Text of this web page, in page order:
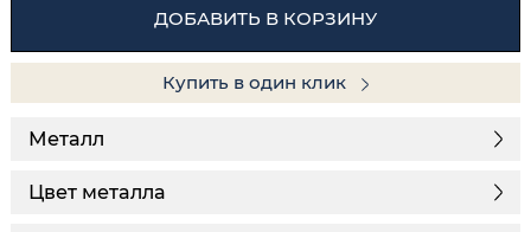
ДОБАВИТЬ В КОРЗИНУ
Купить в один клик
Металл
Цвет металла